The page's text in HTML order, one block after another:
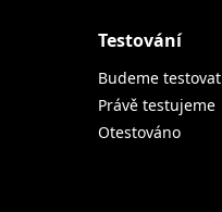
Testování
Budeme testovat
Právě testujeme
Otestováno